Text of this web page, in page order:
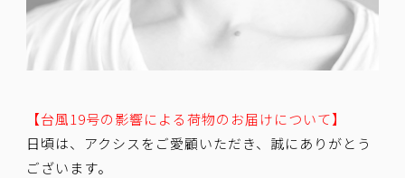
【台風19号の影響による荷物のお届けについて】
日頃は、アクシスをご愛顧いただき、誠にありがとう
ございます。